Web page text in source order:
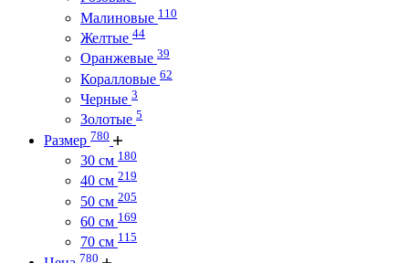
Малиновые 110
Желтые 44
Оранжевые 39
Коралловые 62
Черные 3
Золотые 5
Размер 780
30 см 180
40 см 219
50 см 205
60 см 169
70 см 115
780